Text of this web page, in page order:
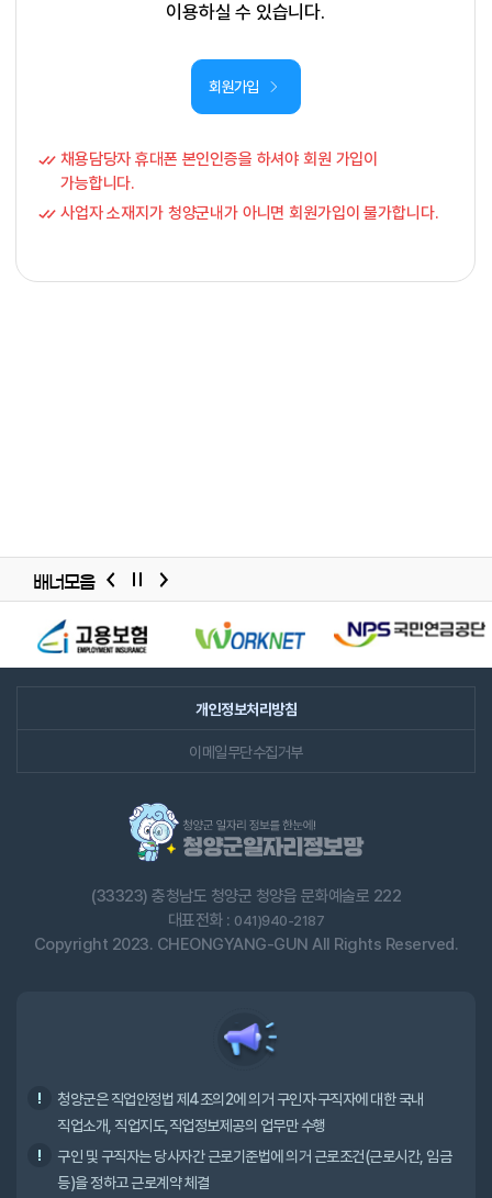
이용하실 수 있습니다.
회원가입
채용담당자 휴대폰 본인인증을 하셔야 회원 가입이
가능합니다.
사업자 소재지가 청양군내가 아니면 회원가입이 불가합니다.
슬라이드
배너모음
개인정보처리방침
이메일무단수집거부
(33323) 충청남도 청양군 청양읍 문화예술로 222
대표전화 : 041)940-2187
Copyright 2023. CHEONGYANG-GUN All Rights Reserved.
청양군은 직업안정법 제4조의2에 의거 구인자·구직자에 대한 국내
직업소개, 직업지도,직업정보제공의 업무만 수행
구인 및 구직자는 당사자간 근로기준법에 의거 근로조건(근로시간, 임금
등)을 정하고 근로계약 체결